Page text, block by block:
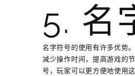
5. 名
名字符号的使用有许多优势
减少操作时间，提高游戏的
号，玩家可以更方便地使用